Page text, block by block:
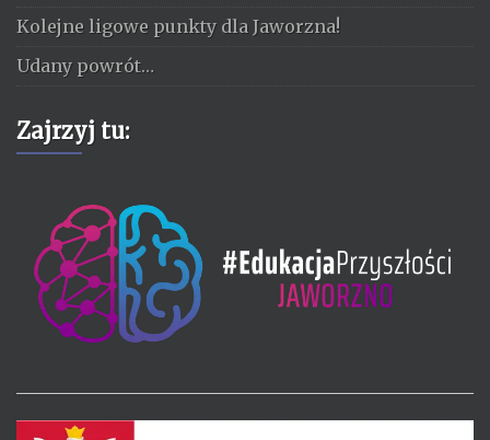
Kolejne ligowe punkty dla Jaworzna!
Udany powrót…
Zajrzyj tu: